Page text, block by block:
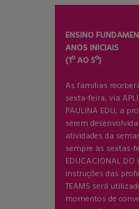
ENSINO
ANOS INICIAIS
(1º AO 5º)
As famílias
sexta-feira, via
PAULINA EDU, a
serem
atividades da
sempre às sextas-
EDUCACIONAL DO
instruções das
TEAMS será
momentos de